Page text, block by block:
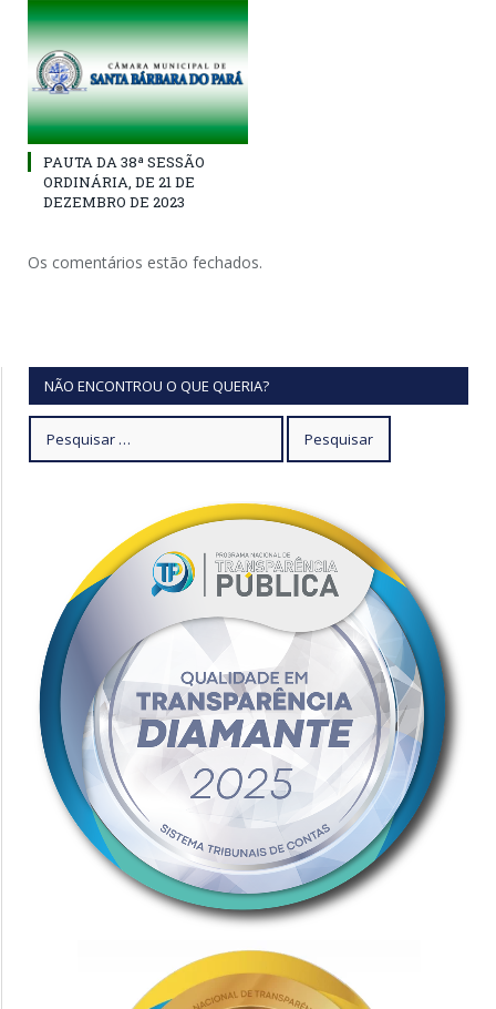
PAUTA DA 38ª SESSÃO
ORDINÁRIA, DE 21 DE
DEZEMBRO DE 2023
Os comentários estão fechados.
NÃO ENCONTROU O QUE QUERIA?